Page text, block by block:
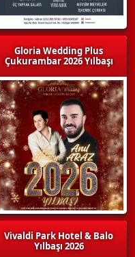
Gloria Wedding Plus
Çukurambar 2026 Yılbaşı
Vivaldi Park Hotel & Balo
Yılbaşı 2026